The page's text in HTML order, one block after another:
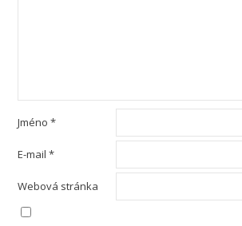
Jméno*
E-mail*
Webová stránka